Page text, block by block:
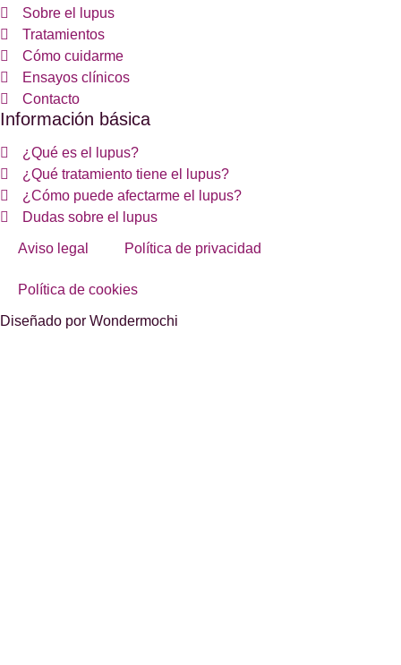
Sobre el lupus
Tratamientos
Cómo cuidarme
Ensayos clínicos
Contacto
Información básica
¿Qué es el lupus?
¿Qué tratamiento tiene el lupus?
¿Cómo puede afectarme el lupus?
Dudas sobre el lupus
Aviso legal Política de privacidad
Política de cookies
Diseñado por Wondermochi